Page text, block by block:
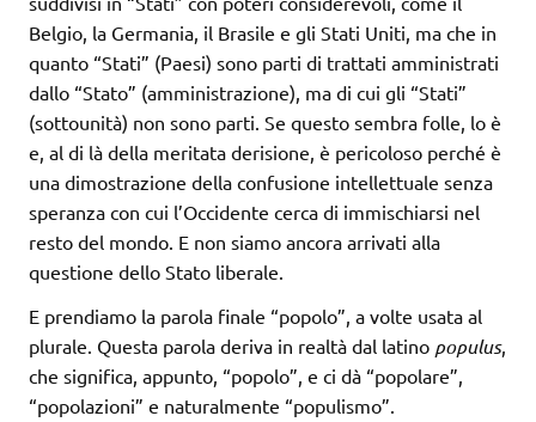
Belgio, la Germania, il Brasile e gli Stati Uniti, ma che in
quanto “Stati” (Paesi) sono parti di trattati amministrati
dallo “Stato” (amministrazione), ma di cui gli “Stati”
(sottounità) non sono parti. Se questo sembra folle, lo è
e, al di là della meritata derisione, è pericoloso perché è
una dimostrazione della confusione intellettuale senza
speranza con cui l’Occidente cerca di immischiarsi nel
resto del mondo. E non siamo ancora arrivati alla
questione dello Stato liberale.
E prendiamo la parola finale “popolo”, a volte usata al
plurale. Questa parola deriva in realtà dal latino populus,
che significa, appunto, “popolo”, e ci dà “popolare”,
“popolazioni” e naturalmente “populismo”.